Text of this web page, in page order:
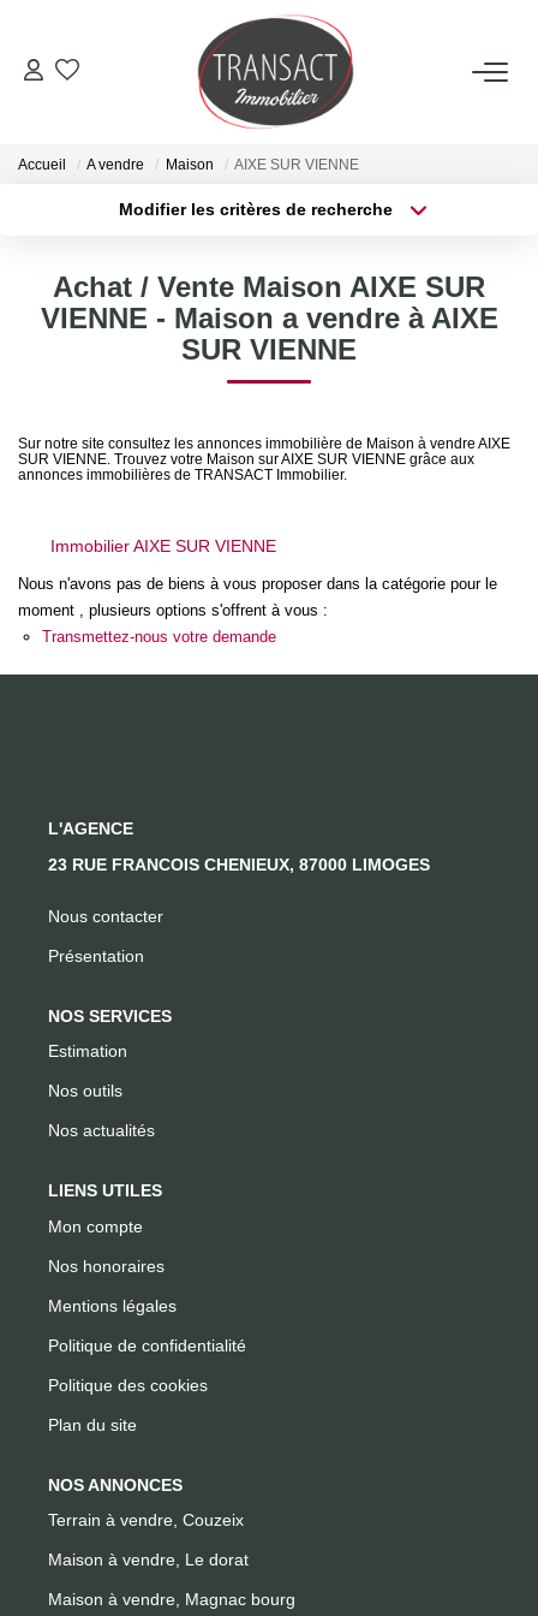
ACCUEIL
ESTIMER
Qui Sommes-Nous
CONTACT
Accueil A vendre Maison AIXE SUR VIENNE
Modifier les critères de recherche
Sélectionnez...
Type de bien
Achat / Vente Maison AIXE SUR
VIENNE - Maison a vendre à AIXE
SUR VIENNE
Sur notre site consultez les annonces immobilière de Maison à vendre AIXE
SUR VIENNE. Trouvez votre Maison sur AIXE SUR VIENNE grâce aux
annonces immobilières de TRANSACT Immobilier.
Immobilier AIXE SUR VIENNE
Nous n'avons pas de biens à vous proposer dans la catégorie pour le
moment , plusieurs options s'offrent à vous :
Transmettez-nous votre demande
L'AGENCE
23 RUE FRANCOIS CHENIEUX, 87000 LIMOGES
Nous contacter
Présentation
NOS SERVICES
Estimation
Nos outils
Nos actualités
LIENS UTILES
Mon compte
Nos honoraires
Mentions légales
Politique de confidentialité
Politique des cookies
Plan du site
NOS ANNONCES
Terrain à vendre, Couzeix
Maison à vendre, Le dorat
Maison à vendre, Magnac bourg